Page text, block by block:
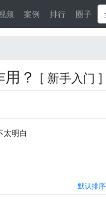
频 案例 排行 圈子
？ [ 新手入门 ]
明白
默认排序